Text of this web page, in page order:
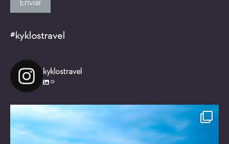
Enviar
#kyklostravel
kyklostravel
0
Είστε έτοιμοι για ένα μαγικό ταξίδι!